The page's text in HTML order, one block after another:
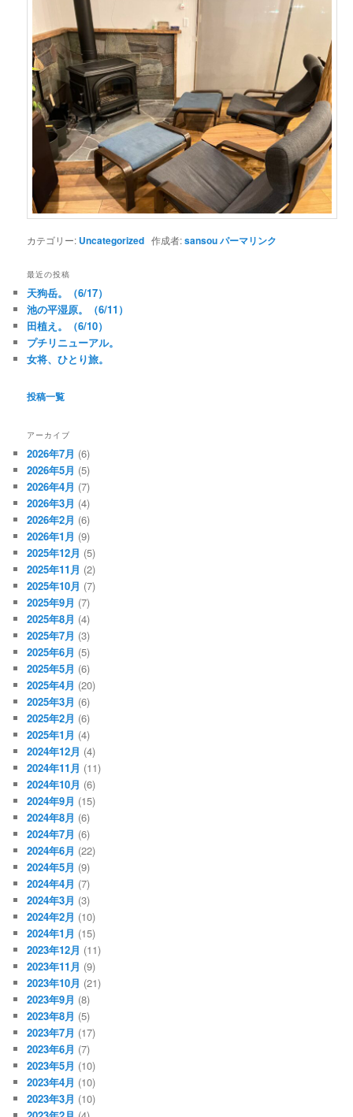
カテゴリー: Uncategorized 作成者:sansouパーマリンク
最近の投稿
天狗岳。（6/17）
池の平湿原。（6/11）
田植え。（6/10）
プチリニューアル。
女将、ひとり旅。
投稿一覧
アーカイブ
2026年7月 (6)
2026年5月 (5)
2026年4月 (7)
2026年3月 (4)
2026年2月 (6)
2026年1月 (9)
2025年12月 (5)
2025年11月 (2)
2025年10月 (7)
2025年9月 (7)
2025年8月 (4)
2025年7月 (3)
2025年6月 (5)
2025年5月 (6)
2025年4月 (20)
2025年3月 (6)
2025年2月 (6)
2025年1月 (4)
2024年12月 (4)
2024年11月 (11)
2024年10月 (6)
2024年9月 (15)
2024年8月 (6)
2024年7月 (6)
2024年6月 (22)
2024年5月 (9)
2024年4月 (7)
2024年3月 (3)
2024年2月 (10)
2024年1月 (15)
2023年12月 (11)
2023年11月 (9)
2023年10月 (21)
2023年9月 (8)
2023年8月 (5)
2023年7月 (17)
2023年6月 (7)
2023年5月 (10)
2023年4月 (10)
2023年3月 (10)